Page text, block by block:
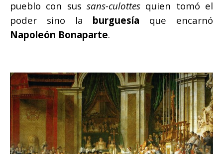
pueblo con sus sans-culottes quien tomó el
poder sino la burguesía que encarnó
Napoleón Bonaparte.